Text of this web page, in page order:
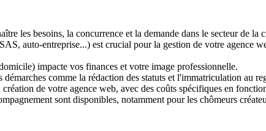
les besoins, la concurrence et la demande dans le secteur de la
auto-entreprise...) est crucial pour la gestion de votre agence
impacte vos finances et votre image professionnelle.
démarches comme la rédaction des statuts et l'immatriculation au
de votre agence web, avec des coûts spécifiques en
sont disponibles, notamment pour les chômeurs